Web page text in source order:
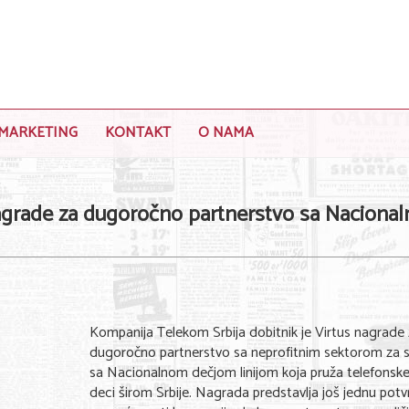
KONTAKT O NAMA
za dugoročno partnerstvo sa
Kompanija Telekom Srbija dobitnik je Virtus nagrade
dugoročno partnerstvo sa neprofitnim sektorom za
sa Nacionalnom dečjom linijom koja pruža
deci širom Srbije. Nagrada predstavlja još jednu